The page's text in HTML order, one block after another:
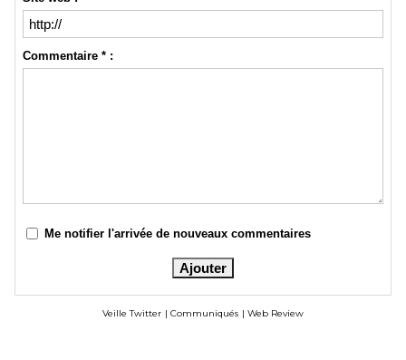
Commentaire * :
Me notifier l'arrivée de nouveaux commentaires
Veille Twitter | Communiqués | Web Review